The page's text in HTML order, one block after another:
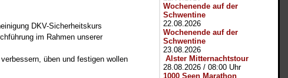
Wochenende auf der
Schwentine
22.08.2026
Wochenende auf der
Schwentine
23.08.2026
Alster Mitternachtstour
28.08.2026 / 08:00 Uhr
1000 Seen Marathon
DKV-Sicherheitskurs
im Rahmen unserer
üben und festigen wollen